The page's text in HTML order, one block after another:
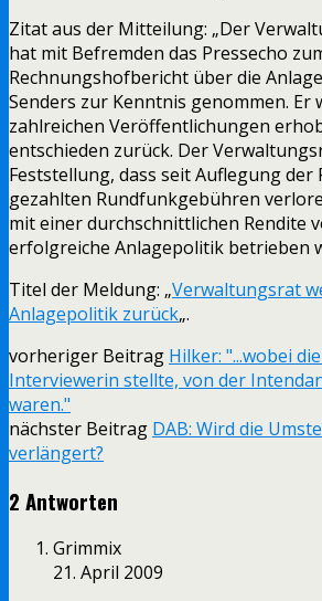
Zitat aus der Mitteilung: „Der
hat mit Befremden das Pressecho
Rechnungshofbericht über die
Senders zur Kenntnis genommen. Er
zahlreichen Veröffentlichungen
entschieden zurück. Der
Feststellung, dass seit Auflegung der
gezahlten Rundfunkgebühren
mit einer durchschnittlichen Rendite
erfolgreiche Anlagepolitik betrieben
Titel der Meldung: „Verwaltungsrat
Anlagepolitik zurück„.
vorheriger Beitrag Hilker: "...wobei
Interviewerin stellte, von der
waren."
nächster Beitrag DAB: Wird die
verlängert?
2 Antworten
Grimmix
21. April 2009